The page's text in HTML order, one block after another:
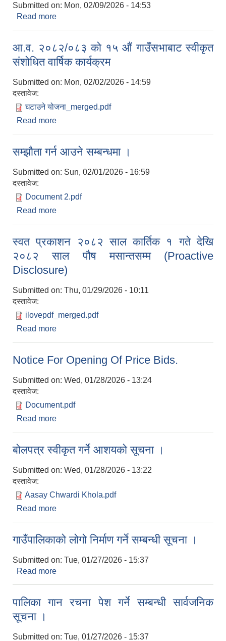
Submitted on: Mon, 02/09/2026 - 14:53
Read more
आ.व. २०८२/०८३ को १५ औं गाउँसभाबाट स्वीकृत
संशोधित वार्षिक कार्यक्रम
Submitted on: Mon, 02/02/2026 - 14:59
दस्तावेज:
घटाउने योजना_merged.pdf
Read more
सम्झौता गर्न आउने सम्बन्धमा ।
Submitted on: Sun, 02/01/2026 - 16:59
दस्तावेज:
Document 2.pdf
Read more
स्वत प्रकाशन २०८२ साल कार्तिक १ गते देखि
२०८२ साल पौष मसान्तसम्म (Proactive
Disclosure)
Submitted on: Thu, 01/29/2026 - 10:11
दस्तावेज:
ilovepdf_merged.pdf
Read more
Notice For Opening Of Price Bids.
Submitted on: Wed, 01/28/2026 - 13:24
दस्तावेज:
Document.pdf
Read more
बोलपत्र स्वीकृत गर्ने आशयको सूचना ।
Submitted on: Wed, 01/28/2026 - 13:22
दस्तावेज:
Aasay Chwardi Khola.pdf
Read more
गाउँपालिकाको लोगो निर्माण गर्ने सम्बन्धी सूचना ।
Submitted on: Tue, 01/27/2026 - 15:37
Read more
पालिका गान रचना पेश गर्ने सम्बन्धी सार्वजनिक
सूचना ।
Submitted on: Tue, 01/27/2026 - 15:37